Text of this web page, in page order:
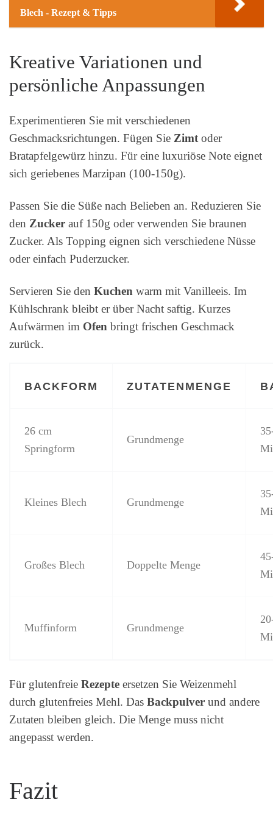
Blech - Rezept & Tipps
Kreative Variationen und
persönliche Anpassungen
Experimentieren Sie mit verschiedenen
Geschmacksrichtungen. Fügen Sie Zimt oder
Bratapfelgewürz hinzu. Für eine luxuriöse Note eignet
sich geriebenes Marzipan (100-150g).
Passen Sie die Süße nach Belieben an. Reduzieren Sie
den Zucker auf 150g oder verwenden Sie braunen
Zucker. Als Topping eignen sich verschiedene Nüsse
oder einfach Puderzucker.
Servieren Sie den Kuchen warm mit Vanilleeis. Im
Kühlschrank bleibt er über Nacht saftig. Kurzes
Aufwärmen im Ofen bringt frischen Geschmack
zurück.
BACKFORM ZUTATENMENGE
26 cm
Springform
Grundmenge
Kleines Blech Grundmenge
Großes Blech Doppelte Menge
Muffinform Grundmenge
Für glutenfreie Rezepte ersetzen Sie Weizenmehl
durch glutenfreies Mehl. Das Backpulver und andere
Zutaten bleiben gleich. Die Menge muss nicht
angepasst werden.
Fazit